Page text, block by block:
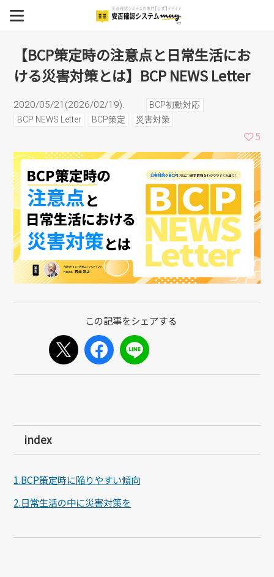
BCP
安否確認システム
安否確認システム導入事例
セミナー
常生活における災害対策と
は】BCP NEWS Letter
【BCP策定時の注意点と日常生活にお
ける災害対策とは】BCP NEWS Letter
2020/05/21(2026/02/19).
BCP初動対応
BCP NEWS Letter
BCP策定 災害対策
5
index
1.BCP策定時に陥りやすい傾向
2.日常生活の中に災害対策を